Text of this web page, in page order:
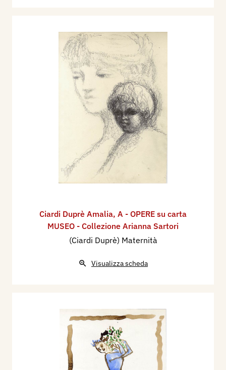
Ciardi Duprè Amalia, A - OPERE su carta
MUSEO - Collezione Arianna Sartori
(Ciardi Duprè) Maternità
Visualizza scheda